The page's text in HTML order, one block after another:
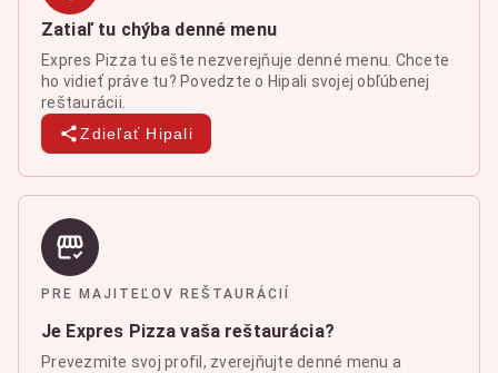
Zatiaľ tu chýba denné menu
Expres Pizza tu ešte nezverejňuje denné menu. Chcete
ho vidieť práve tu? Povedzte o Hipali svojej obľúbenej
reštaurácii.
Zdieľať Hipali
PRE MAJITEĽOV REŠTAURÁCIÍ
Je Expres Pizza vaša reštaurácia?
Prevezmite svoj profil, zverejňujte denné menu a